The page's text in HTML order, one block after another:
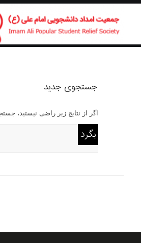
جستجوی جدید
اگر از نتایج زیر راضی نیستید،